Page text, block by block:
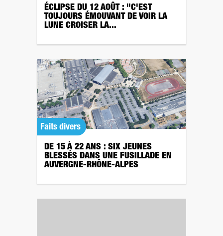
ÉCLIPSE DU 12 AOÛT : "C'EST
TOUJOURS ÉMOUVANT DE VOIR LA
LUNE CROISER LA...
Faits divers
DE 15 À 22 ANS : SIX JEUNES
BLESSÉS DANS UNE FUSILLADE EN
AUVERGNE-RHÔNE-ALPES